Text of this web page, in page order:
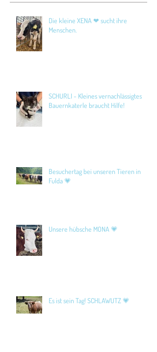
Die kleine XENA ❤ sucht ihre
Menschen.
SCHURLI - Kleines vernachlässigtes
Bauernkaterle braucht Hilfe!
Besuchertag bei unseren Tieren in
Fulda 💗
Unsere hübsche MONA 💗
Es ist sein Tag! SCHLAWUTZ 💗